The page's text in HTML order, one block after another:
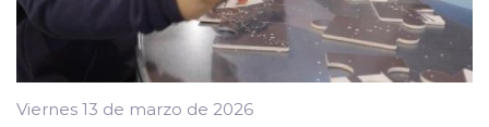
Viernes 13 de marzo de 2026